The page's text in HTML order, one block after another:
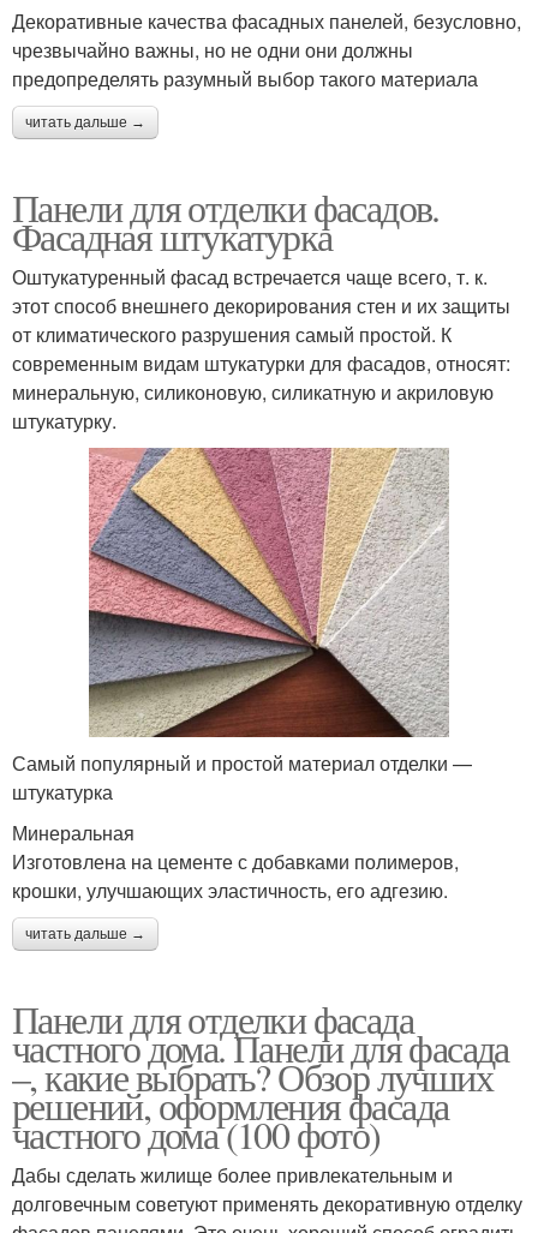
Декоративные качества фасадных панелей, безусловно,
чрезвычайно важны, но не одни они должны
предопределять разумный выбор такого материала
читать дальше →
Панели для отделки фасадов.
Фасадная штукатурка
Оштукатуренный фасад встречается чаще всего, т. к.
этот способ внешнего декорирования стен и их защиты
от климатического разрушения самый простой. К
современным видам штукатурки для фасадов, относят:
минеральную, силиконовую, силикатную и акриловую
штукатурку.
Самый популярный и простой материал отделки —
штукатурка
Минеральная
Изготовлена на цементе с добавками полимеров,
крошки, улучшающих эластичность, его адгезию.
читать дальше →
Панели для отделки фасада
частного дома. Панели для фасада
–, какие выбрать? Обзор лучших
решений, оформления фасада
частного дома (100 фото)
Дабы сделать жилище более привлекательным и
долговечным советуют применять декоративную отделку